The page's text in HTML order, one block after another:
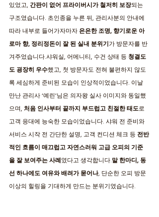
있었고, 간판이 없어 프라이버시가 철저히 보장되는
구조였습니다. 초인종을 누른 뒤, 관리사분의 안내에
따라 내부로 들어가자마자 은은한 조명, 향기로운 아
로마 향, 정리정돈이 잘 된 실내 분위기 가 방문자를 반
겨주었습니다.샤워실, 어메니티, 수건 상태 등 청결도
도 굉장히 우수했고, 첫 방문자도 전혀 불편하지 않도
록 세심하게 준비된 모습이 인상적이었습니다. 이날
만난 관리사 ‘예린’님은 의자왕 실사 이미지와 동일했
으며, 처음 인사부터 끝까지 부드럽고 친절한 태도로
고객 응대에 능숙한 모습이었습니다. 샤워 전 준비와
서비스 시작 전 간단한 설명, 고객 컨디션 체크 등 전반
적인 흐름이 매끄럽고 자연스러워 고급 오피의 기준
을 잘 보여주는 사례 였다고 생각합니다.말 한마디, 동
선 하나에도 여유와 배려가 묻어나, 단순한 오피 방문
이상의 힐링을 기대하게 만드는 분위기였습니다.